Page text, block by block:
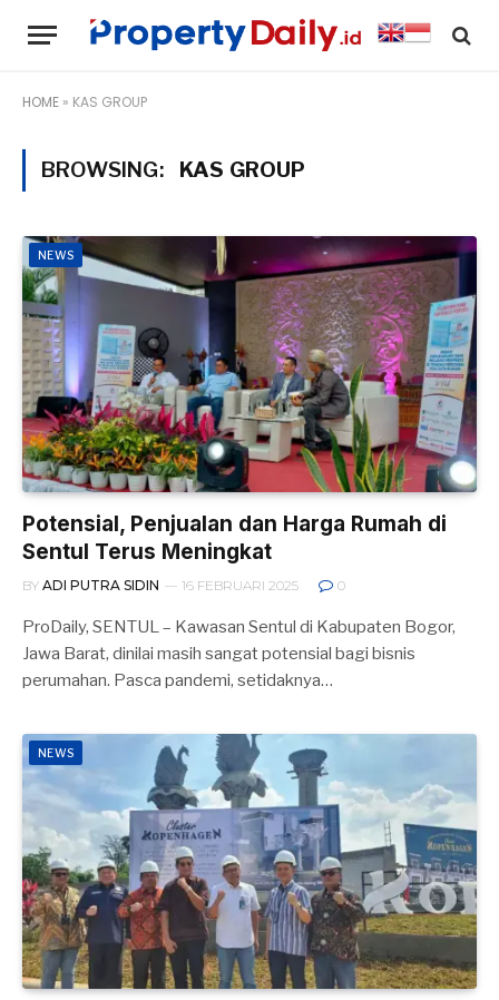
HOME » KAS GROUP
BROWSING: KAS GROUP
NEWS
Potensial, Penjualan dan Harga Rumah di
Sentul Terus Meningkat
BY ADI PUTRA SIDIN 16 FEBRUARI 2025 0
ProDaily, SENTUL – Kawasan Sentul di Kabupaten Bogor,
Jawa Barat, dinilai masih sangat potensial bagi bisnis
perumahan. Pasca pandemi, setidaknya…
NEWS